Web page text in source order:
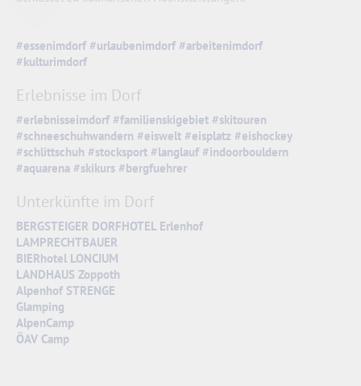
#essenimdorf #urlaubenimdorf #arbeitenimdorf
#kulturimdorf
Erlebnisse im Dorf
#erlebnisseimdorf #familienskigebiet #skitouren
#schneeschuhwandern #eiswelt #eisplatz #eishockey
#schlittschuh #stocksport #langlauf #indoorbouldern
#aquarena #skikurs #bergfuehrer
Unterkünfte im Dorf
BERGSTEIGER DORFHOTEL Erlenhof
LAMPRECHTBAUER
BIERhotel LONCIUM
LANDHAUS Zoppoth
Alpenhof STRENGE
Glamping
AlpenCamp
ÖAV Camp